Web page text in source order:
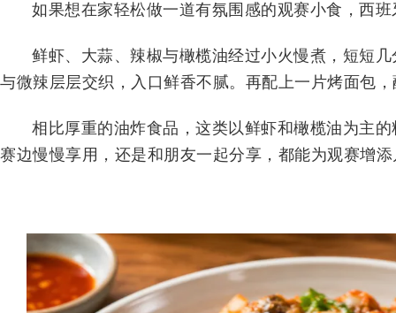
如果想在家轻松做一道有氛围感的观赛小食，西
鲜虾、大蒜、辣椒与橄榄油经过小火慢煮，短短
与微辣层层交织，入口鲜香不腻。再配上一片烤面包
相比厚重的油炸食品，这类以鲜虾和橄榄油为主
赛边慢慢享用，还是和朋友一起分享，都能为观赛增